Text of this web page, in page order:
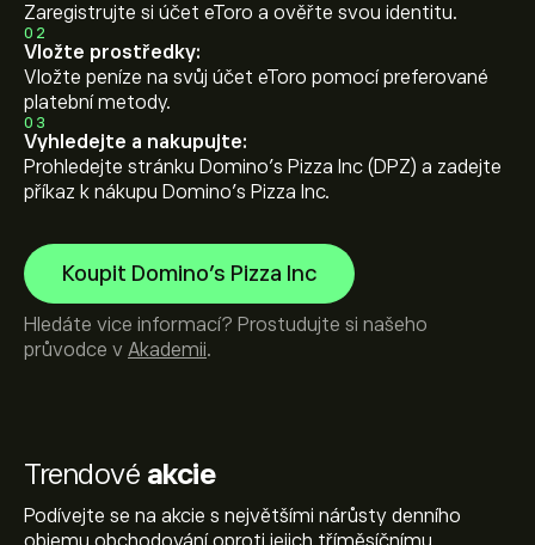
Trendové akcie
Podívejte se na akcie s největšími nárůsty denního
Zaregistrujte si účet eToro a ověřte svou identitu.
02
Vložte prostředky:
Vložte peníze na svůj účet eToro pomocí preferované
platební metody.
03
Vyhledejte a nakupujte:
Prohledejte stránku Domino's Pizza Inc (DPZ) a zadejte
příkaz k nákupu Domino's Pizza Inc.
Koupit Domino's Pizza Inc
Hledáte vice informací? Prostudujte si našeho
průvodce v Akademii.